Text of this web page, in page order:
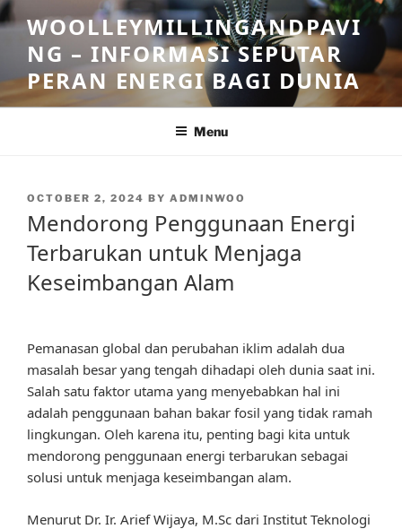
Skip
to
content
WOOLLEYMILLINGANDPAVI
NG – INFORMASI SEPUTAR
PERAN ENERGI BAGI DUNIA
Menu
POSTED
OCTOBER 2, 2024 BY ADMINWOO
Mendorong Penggunaan Energi
Terbarukan untuk Menjaga
Keseimbangan Alam
Pemanasan global dan perubahan iklim adalah dua
masalah besar yang tengah dihadapi oleh dunia saat ini.
Salah satu faktor utama yang menyebabkan hal ini
adalah penggunaan bahan bakar fosil yang tidak ramah
lingkungan. Oleh karena itu, penting bagi kita untuk
mendorong penggunaan energi terbarukan sebagai
solusi untuk menjaga keseimbangan alam.
Menurut Dr. Ir. Arief Wijaya, M.Sc dari Institut Teknologi